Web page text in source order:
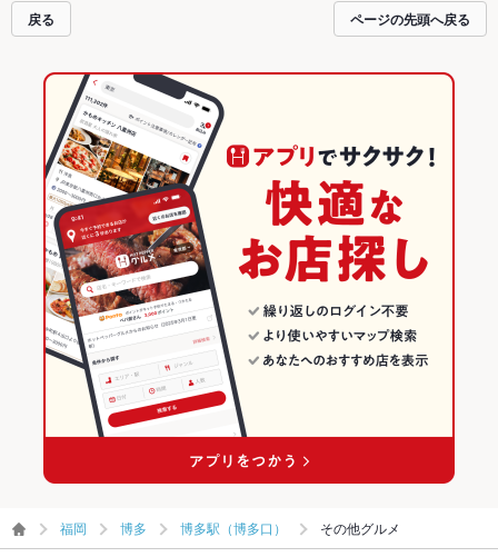
利用ください。
戻る ページの先頭へ戻る
福岡 博多 博多駅（博多口） その他グルメ